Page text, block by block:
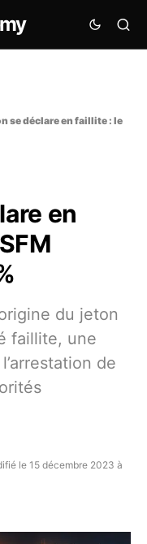
se déclare en faillite : le
en
du jeton
faillite, une
de
le 15 décembre 2023 à